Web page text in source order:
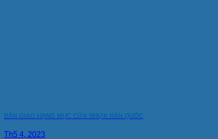
BÀN GIAO HẠNG MỤC CỬA NHỰA HÀN QUỐC
Th5 4, 2023